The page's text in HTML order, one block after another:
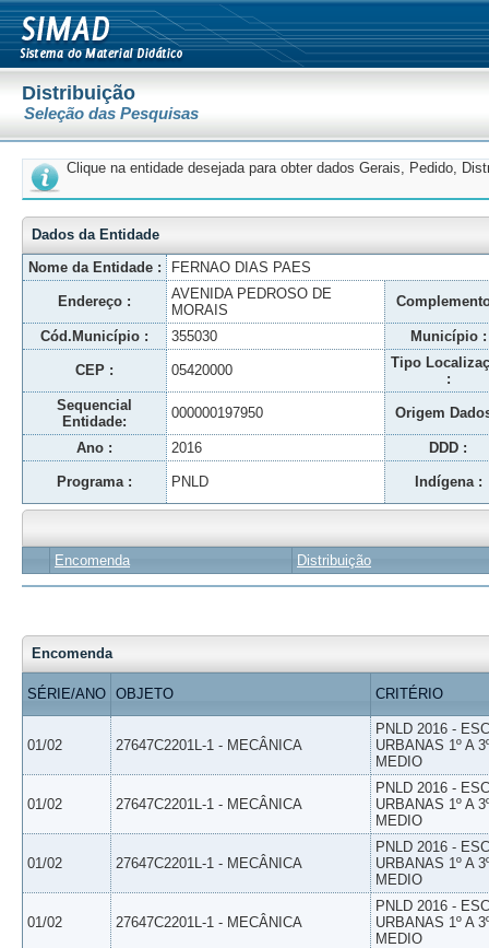
Distribuição
Seleção das Pesquisas
Clique na entidade desejada para obter dados Gerais, Pedido,
Dados da Entidade
Nome da Entidade :
FERNAO DIAS PAES
Endereço :
AVENIDA PEDROSO DE
MORAIS
Cód.Município : 355030 Município :
CEP : 05420000
Tipo
:
Sequencial
Entidade:
000000197950 Origem
Ano : 2016 DDD :
Programa : PNLD Indígena :
Encomenda Distribuição
Encomenda
SÉRIE/ANO OBJETO CRITÉRIO
01/02 27647C2201L-1 - MECÂNICA
PNLD 2016 -
URBANAS 1º A
MEDIO
01/02 27647C2201L-1 - MECÂNICA
PNLD 2016 -
URBANAS 1º A
MEDIO
01/02 27647C2201L-1 - MECÂNICA
PNLD 2016 -
URBANAS 1º A
MEDIO
01/02 27647C2201L-1 - MECÂNICA
PNLD 2016 -
URBANAS 1º A
MEDIO